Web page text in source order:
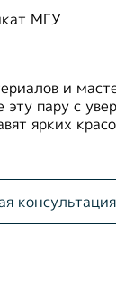
МГУ
и
пару с
ярких
консультация